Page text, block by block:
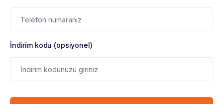
İndirim kodu (opsiyonel)